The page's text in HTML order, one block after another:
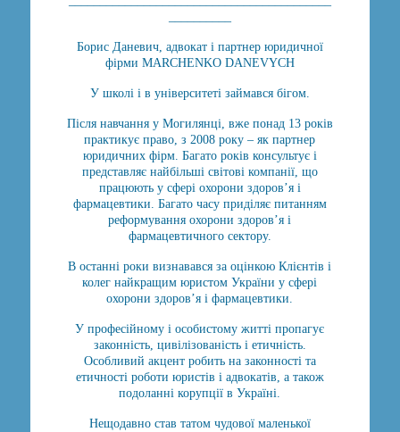
Борис Даневич, адвокат і партнер юридичної
фірми MARCHENKO DANEVYCH
У школі і в університеті займався бігом.
Після навчання у Могилянці, вже понад 13 років
практикує право, з 2008 року – як партнер
юридичних фірм. Багато років консультує і
представляє найбільші світові компанії, що
працюють у сфері охорони здоров’я і
фармацевтики. Багато часу приділяє питанням
реформування охорони здоров’я і
фармацевтичного сектору.
В останні роки визнавався за оцінкою Клієнтів і
колег найкращим юристом України у сфері
охорони здоров’я і фармацевтики.
У професійному і особистому житті пропагує
законність, цивілізованість і етичність.
Особливий акцент робить на законності та
етичності роботи юристів і адвокатів, а також
подоланні корупції в Україні.
Нещодавно став татом чудової маленької